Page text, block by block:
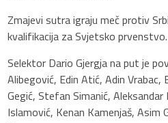
Zmajevi sutra igraju meč protiv
kvalifikacija za Svjetsko prvenstvo.
Selektor Dario Gjergja na put je
Alibegović, Edin Atić, Adin Vrabac,
Gegić, Stefan Simanić, Aleksandar
Islamović, Kenan Kamenjaš, Asim